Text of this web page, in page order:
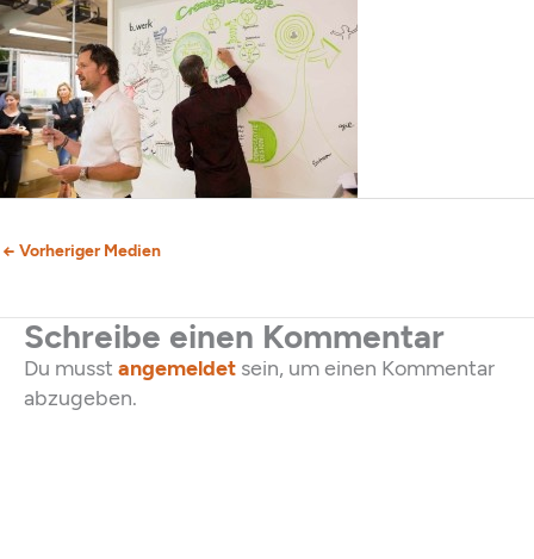
← Vorheriger Medien
Schreibe einen Kommentar
Du musst angemeldet sein, um einen Kommentar
abzugeben.